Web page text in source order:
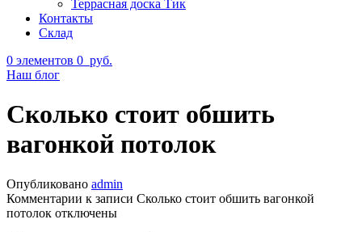
Террасная доска Тик
Контакты
Склад
0 элементов 0 руб.
Наш блог
Сколько стоит обшить
вагонкой потолок
Опубликовано admin
Комментарии к записи Сколько стоит обшить вагонкой
потолок отключены